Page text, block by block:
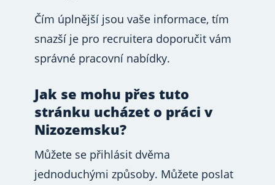
Čím úplnější jsou vaše informace, tím
snazší je pro recruitera doporučit vám
správné pracovní nabídky.
Jak se mohu přes tuto
stránku ucházet o práci v
Nizozemsku?
Můžete se přihlásit dvěma
jednoduchými způsoby. Můžete poslat